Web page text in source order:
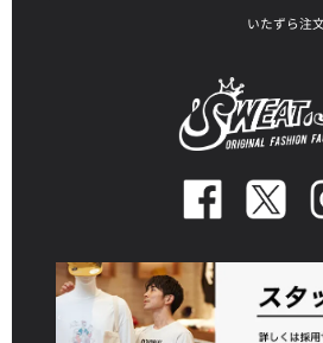
いたずら注